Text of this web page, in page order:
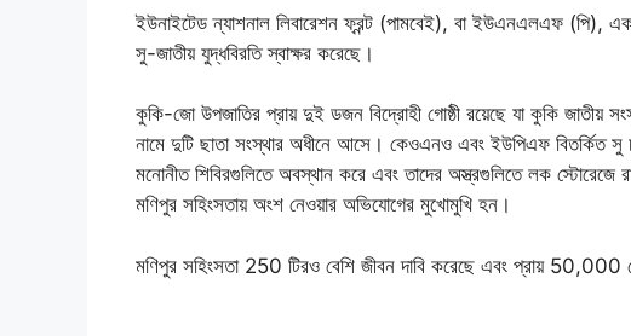
ইউনাইটেড ন্যাশনাল লিবারেশন ফ্রন্ট (পামবেই), বা ইউএনএলএফ (পি),
সু-জাতীয় যুদ্ধবিরতি স্বাক্ষর করেছে।
কুকি-জো উপজাতির প্রায় দুই ডজন বিদ্রোহী গোষ্ঠী রয়েছে যা কুকি
নামে দুটি ছাতা সংস্থার অধীনে আসে। কেওএনও এবং ইউপিএফ বিতর্কিত সু
মনোনীত শিবিরগুলিতে অবস্থান করে এবং তাদের অস্ত্রগুলিতে লক স্টোরেজে
মণিপুর সহিংসতায় অংশ নেওয়ার অভিযোগের মুখোমুখি হন।
মণিপুর সহিংসতা 250 টিরও বেশি জীবন দাবি করেছে এবং প্রায়